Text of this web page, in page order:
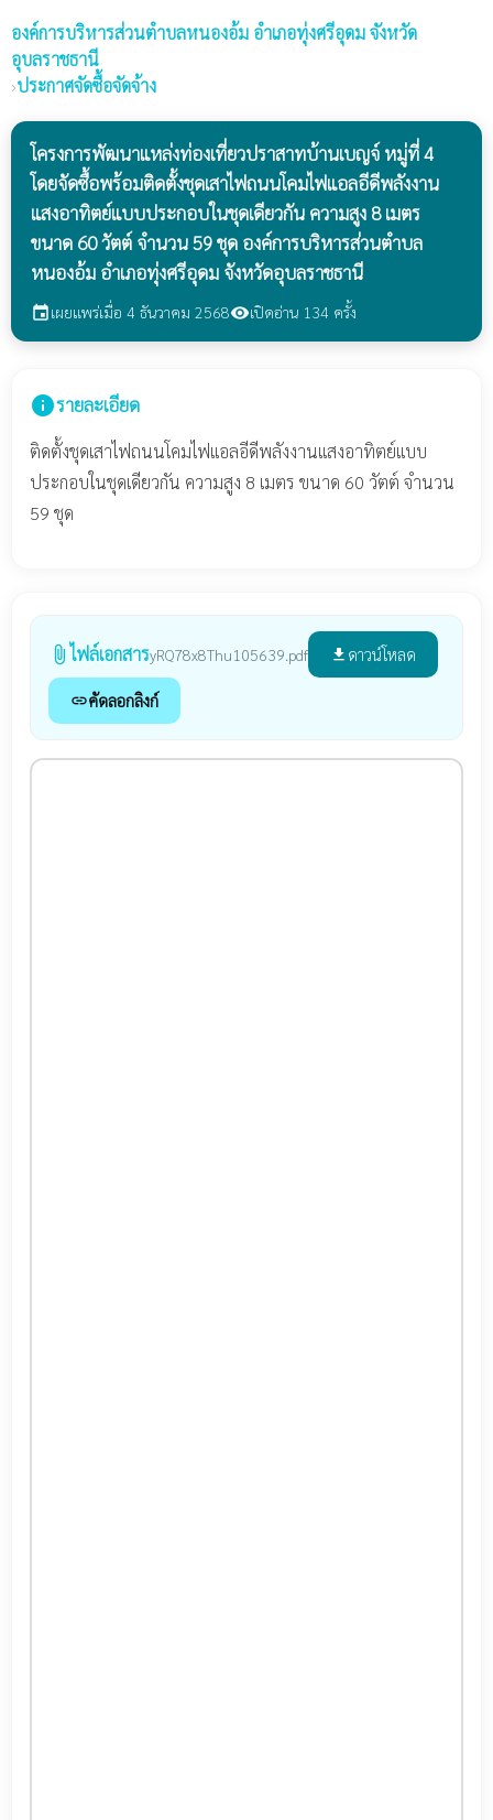
องค์การบริหารส่วนตำบลหนองอ้ม อำเภอทุ่งศรีอุดม จังหวัด
อุบลราชธานี
›ประกาศจัดซื้อจัดจ้าง
โครงการพัฒนาแหล่งท่องเที่ยวปราสาทบ้านเบญจ์ หมู่ที่ 4
โดยจัดซื้อพร้อมติดตั้งชุดเสาไฟถนนโคมไฟแอลอีดีพลังงาน
แสงอาทิตย์แบบประกอบในชุดเดียวกัน ความสูง 8 เมตร
ขนาด 60 วัตต์ จำนวน 59 ชุด องค์การบริหารส่วนตำบล
หนองอ้ม อำเภอทุ่งศรีอุดม จังหวัดอุบลราชธานี
eventเผยแพร่เมื่อ 4 ธันวาคม 2568visibilityเปิดอ่าน 134 ครั้ง
infoรายละเอียด
ติดตั้งชุดเสาไฟถนนโคมไฟแอลอีดีพลังงานแสงอาทิตย์แบบ
ประกอบในชุดเดียวกัน ความสูง 8 เมตร ขนาด 60 วัตต์ จำนวน
59 ชุด
attach_file ไฟล์เอกสารyRQ78x8Thu105639.pdf file_download ดาวน์โหลด
linkคัดลอกลิงก์